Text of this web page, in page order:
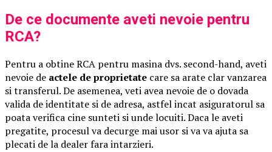
De ce documente aveti nevoie pentru
RCA?
Pentru a obtine RCA pentru masina dvs. second-hand, aveti
nevoie de actele de proprietate care sa arate clar vanzarea
si transferul. De asemenea, veti avea nevoie de o dovada
valida de identitate si de adresa, astfel incat asiguratorul sa
poata verifica cine sunteti si unde locuiti. Daca le aveti
pregatite, procesul va decurge mai usor si va va ajuta sa
plecati de la dealer fara intarzieri.